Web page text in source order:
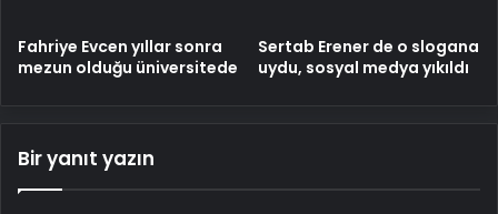
Fahriye Evcen yıllar sonra
mezun olduğu üniversitede
Sertab Erener de o slogana
uydu, sosyal medya yıkıldı
Bir yanıt yazın